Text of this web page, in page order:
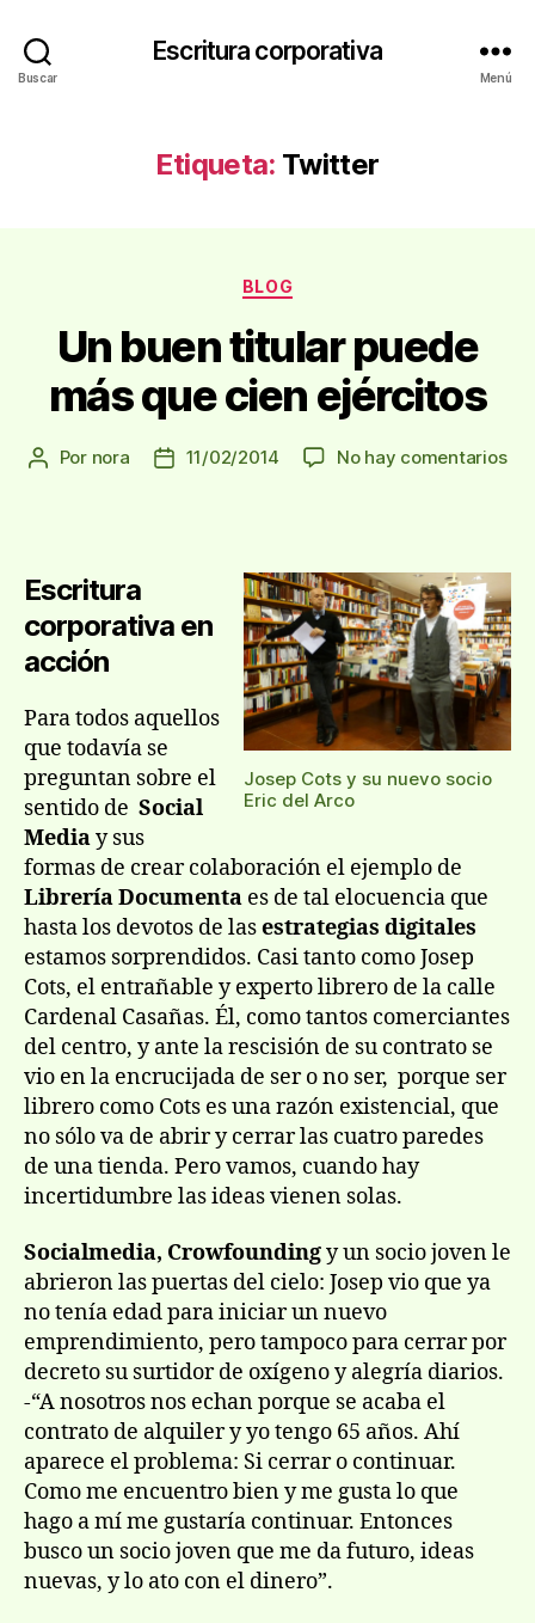
Buscar
Escritura corporativa
Menú
Etiqueta: Twitter
Categorías
BLOG
Un buen titular puede
más que cien ejércitos
Autor
Por nora
Fecha11/02/2014 No hay comentariosen
Josep Cots y su nuevo socio
Eric del Arco
Escritura
corporativa en
acción
Para todos aquellos
que todavía se
preguntan sobre el
sentido de Social
Mediay sus
formas de crear colaboración el ejemplo de
Librería Documenta es de tal elocuencia que
hasta los devotos de lasestrategias digitales
estamos sorprendidos. Casi tanto como Josep
Cots, el entrañable y experto librero de la calle
Cardenal Casañas. Él, como tantos comerciantes
del centro, y ante la rescisión de su contrato se
vio en la encrucijada de ser o no ser, porque ser
librero como Cots es una razón existencial, que
no sólo va de abrir y cerrar las cuatro paredes
de una tienda. Pero vamos, cuando hay
incertidumbre las ideas vienen solas.
Socialmedia, Crowfoundingy un socio joven le
abrieron las puertas del cielo: Josep vio que ya
no tenía edad para iniciar un nuevo
emprendimiento, pero tampoco para cerrar por
decreto su surtidor de oxígeno y alegría diarios.
-“A nosotros nos echan porque se acaba el
contrato de alquiler y yo tengo 65 años. Ahí
aparece el problema: Si cerrar o continuar.
Como me encuentro bien y me gusta lo que
hago a mí me gustaría continuar. Entonces
busco un socio joven que me da futuro, ideas
nuevas, y lo ato con el dinero”.